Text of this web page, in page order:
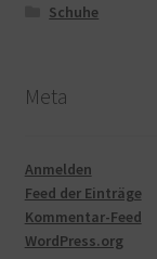
Schuhe
Meta
Anmelden
Feed der Einträge
Kommentar-Feed
WordPress.org